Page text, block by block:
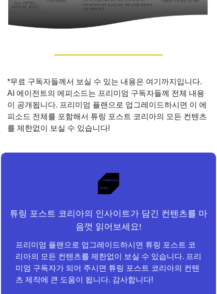
*무료 구독자들께서 보실 수 있는 내용은 여기까지입니다.
AI 에이전트의 에피소드는 프리미엄 구독자들께 전체 내용
이 공개됩니다. 프리미엄 플랜으로 업그레이드하시면 이 에
피소드 전체를 포함해서 튜링 포스트 코리아의 모든 컨텐츠
를 제한없이 보실 수 있습니다!
튜링 포스트 코리아의 인사이트가 담긴 컨텐츠를 마
음껏 읽어보세요!
프리미엄 플랜으로 업그레이드하시면 튜링 포스트 코
리아의 모든 컨텐츠를 제한없이 보실 수 있습니다. 프리
미엄 구독자가 되어 주시면 튜링 포스트 코리아의 컨텐
츠 제작에 큰 도움이 됩니다. 감사합니다!